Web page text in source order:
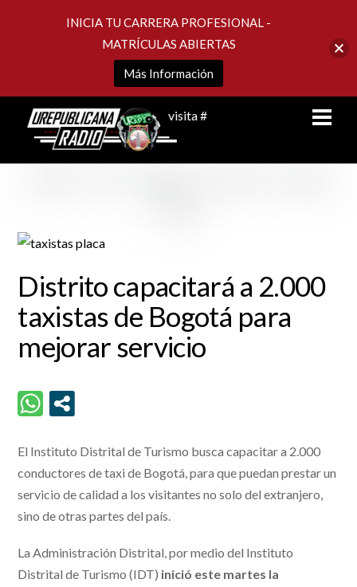
visita #
Distrito capacitará a 2.000
taxistas de Bogotá para
mejorar servicio
El Instituto Distrital de Turismo busca capacitar a 2.000
conductores de taxi de Bogotá, para que puedan prestar un
servicio de calidad a los visitantes no solo del extranjero,
sino de otras partes del país.
La Administración Distrital, por medio del Instituto
Distrital de Turismo (IDT) inició este martes la
INICIA TU CARRERA PROFESIONAL -
MATRÍCULAS ABIERTAS
Más Información